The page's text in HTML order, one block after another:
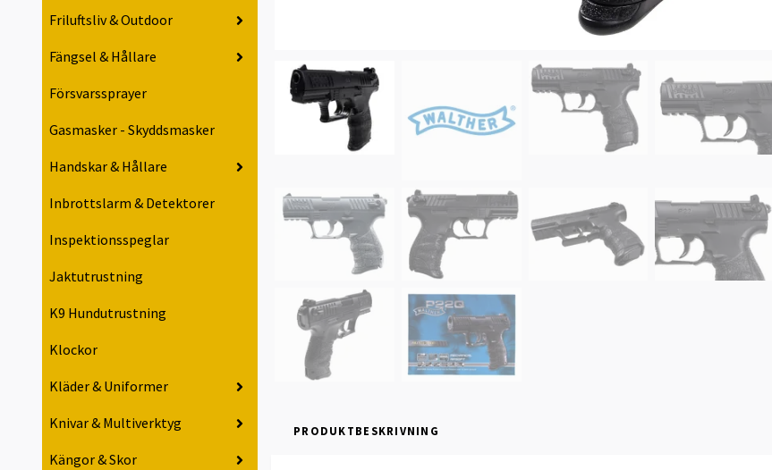
Friluftsliv & Outdoor
Fängsel & Hållare
Försvarssprayer
Gasmasker - Skyddsmasker
Handskar & Hållare
Inbrottslarm & Detektorer
Inspektionsspeglar
Jaktutrustning
K9 Hundutrustning
Klockor
Kläder & Uniformer
Knivar & Multiverktyg
Kängor & Skor
PRODUKTBESKRIVNING